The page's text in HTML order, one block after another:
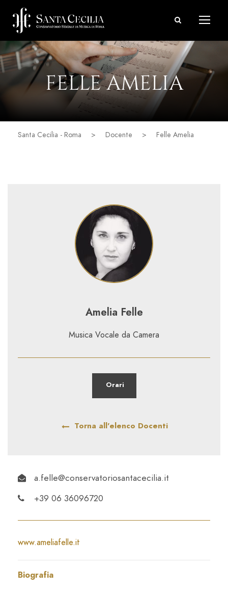
FELLE AMELIA
Santa Cecilia - Roma > Docente > Felle Amelia
Amelia Felle
Musica Vocale da Camera
Orari
Torna all'elenco Docenti
a.felle@conservatoriosantacecilia.it
+39 06 36096720
www.ameliafelle.it
Biografia